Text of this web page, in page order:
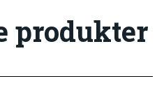
produkter